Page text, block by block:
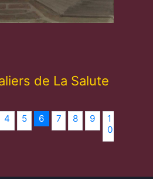
de La Salute
4 5 6 7 8 9
1
0